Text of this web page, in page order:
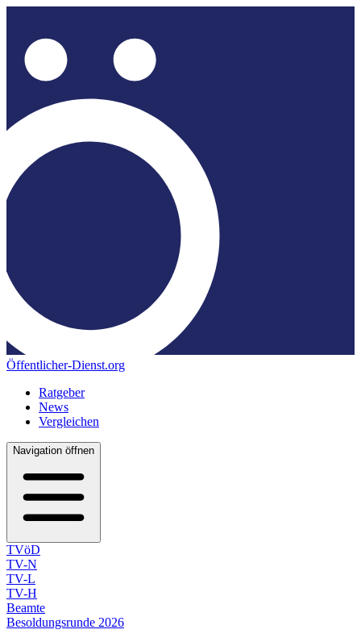
Öffentlicher-Dienst.org
Ratgeber
News
Vergleichen
Navigation öffnen
TVöD
TV-N
TV-L
TV-H
Beamte
Besoldungsrunde 2026